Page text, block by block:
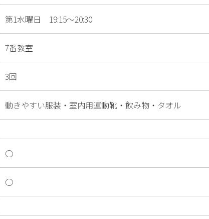
第1水曜日 19:15～20:30
7番教室
3回
動きやすい服装・室内用運動靴・飲み物・タオル
○
○